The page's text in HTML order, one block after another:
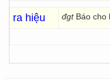
ra hiệu đgt Báo cho